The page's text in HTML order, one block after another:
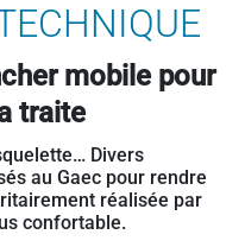
mobile pour
traite
Divers
au Gaec pour rendre
réalisée par
confortable.